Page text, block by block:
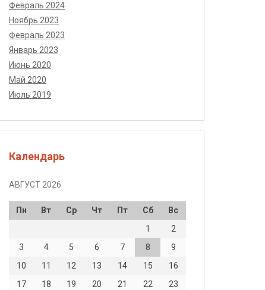
Февраль 2024
Ноябрь 2023
Февраль 2023
Январь 2023
Июнь 2020
Май 2020
Июль 2019
Календарь
АВГУСТ 2026
Пн Вт Ср Чт Пт Сб
Вс
1
2
3
4 5 6 7 8
9
10
11 12 13 14 15
16
17
18 19 20 21 22
23